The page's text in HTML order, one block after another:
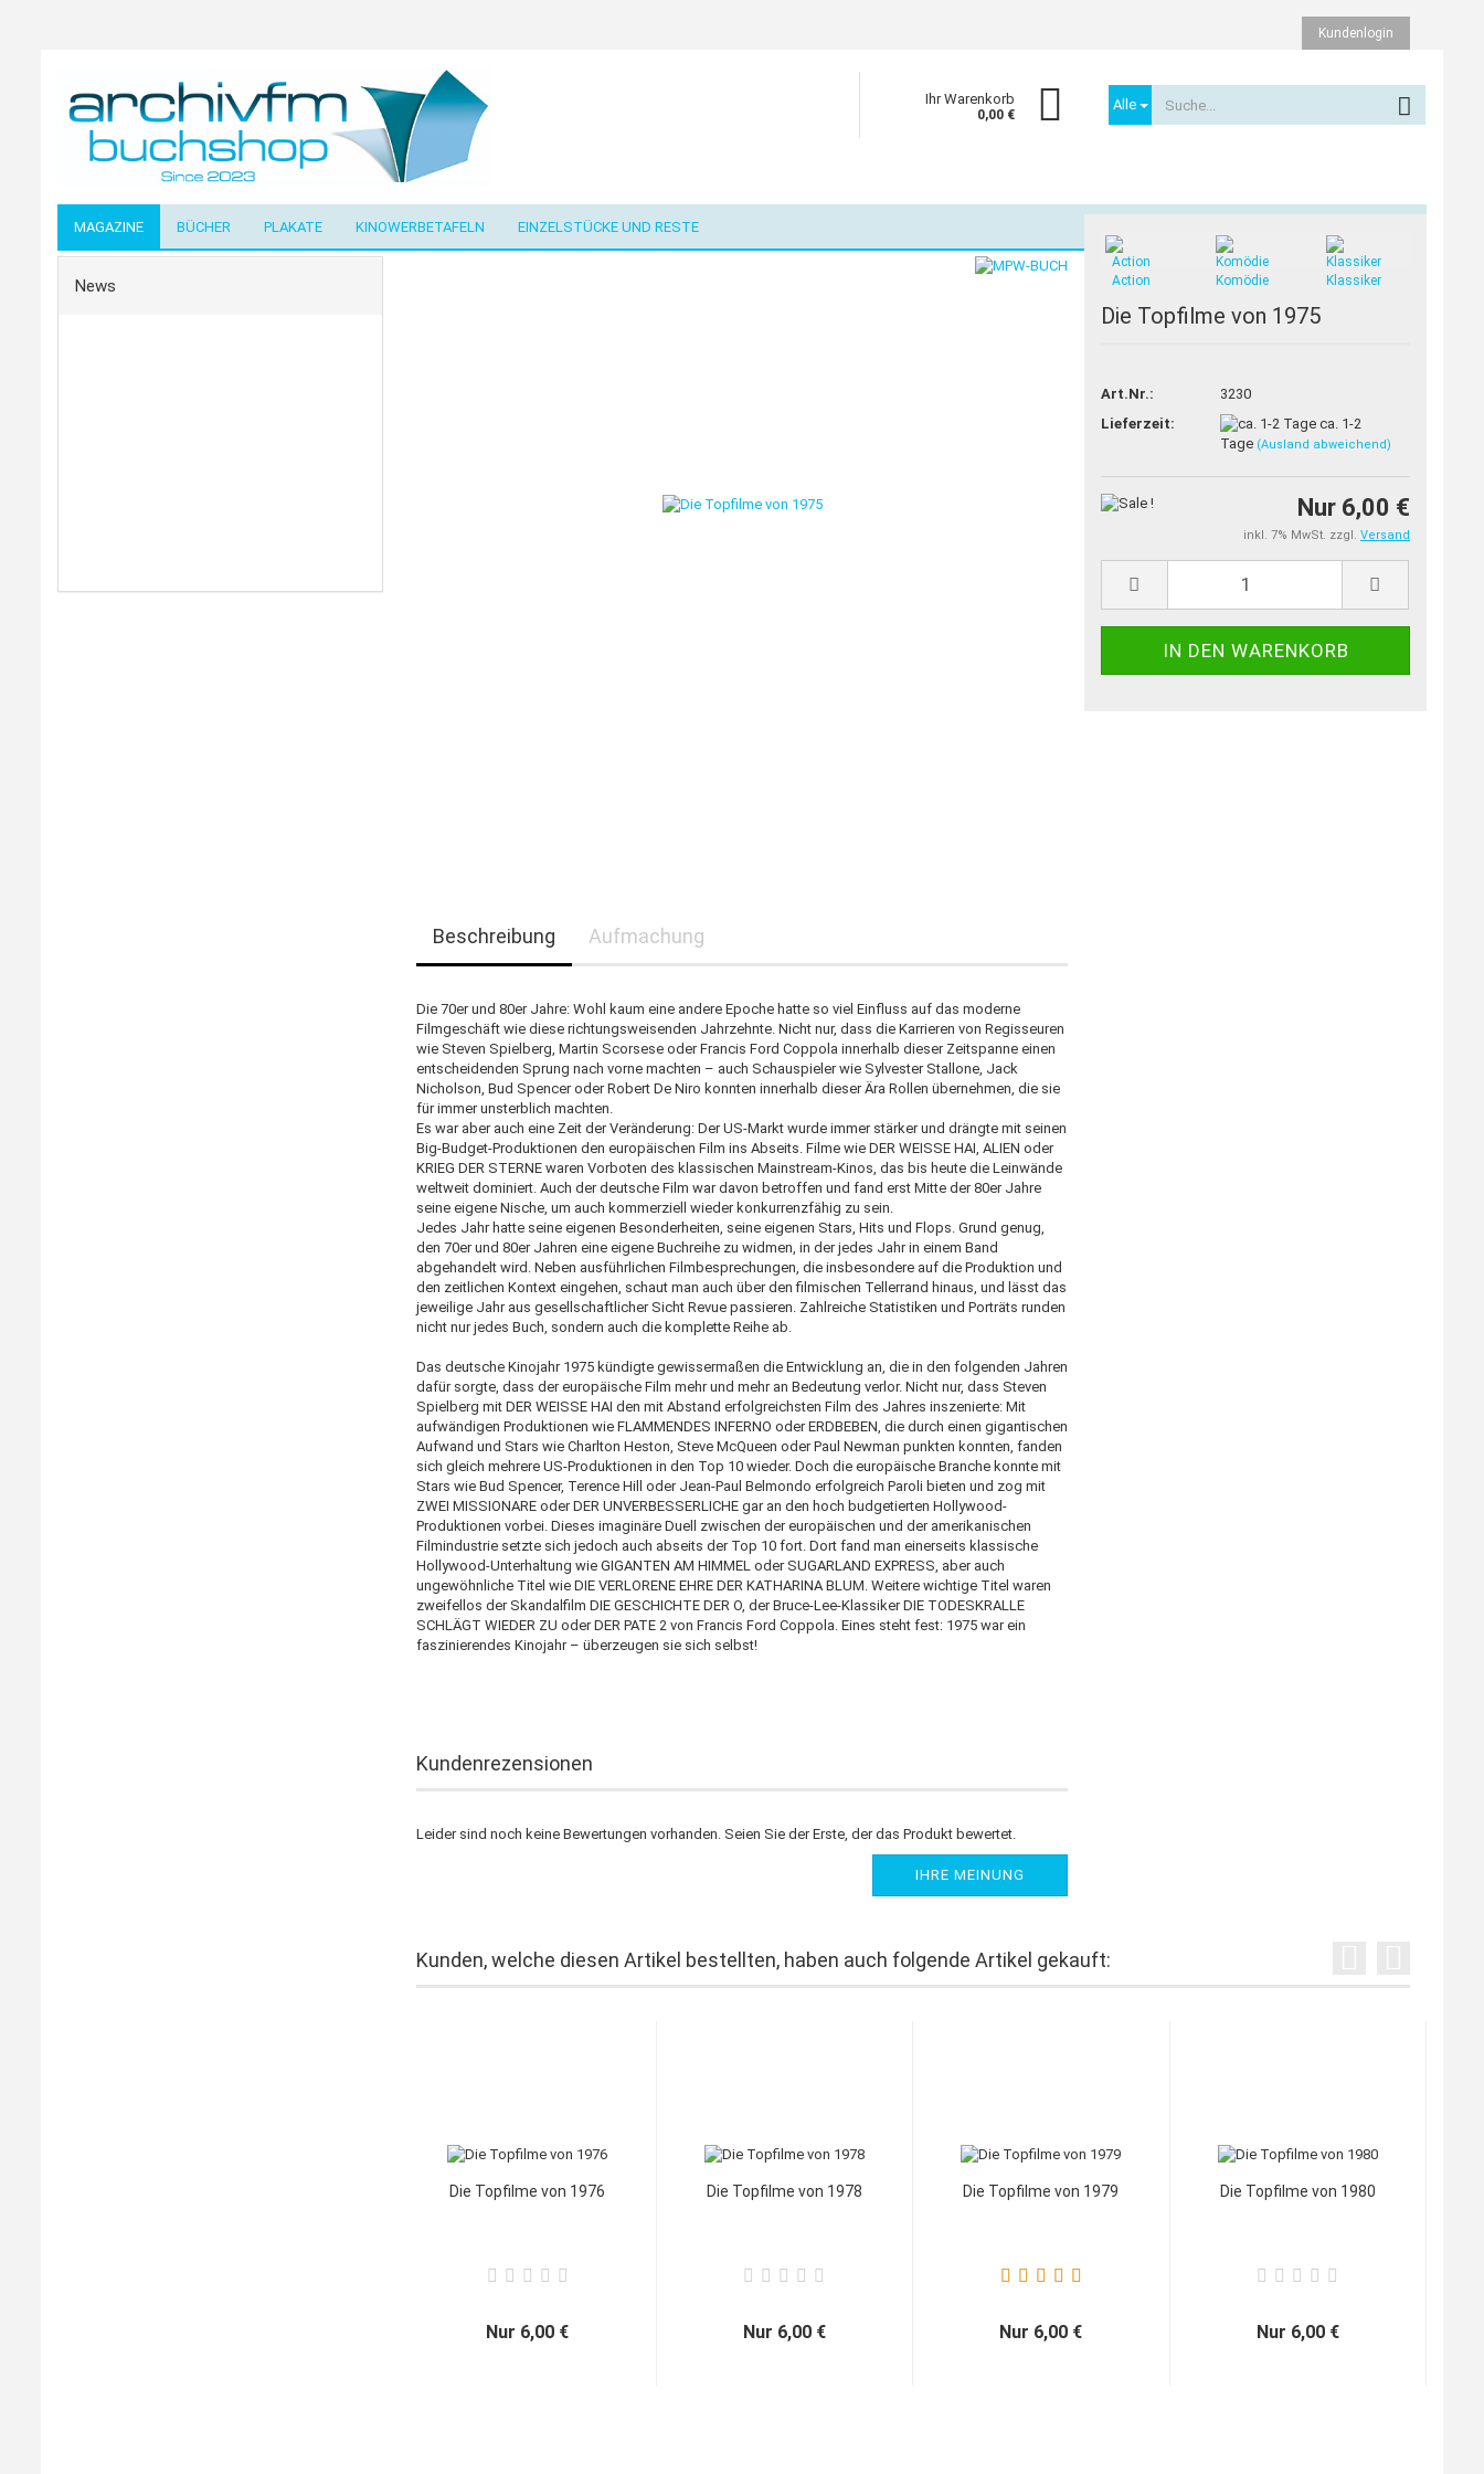
Kundenlogin
Ihr Warenkorb
0,00 €
Alle
MAGAZINE BÜCHER PLAKATE KINOWERBETAFELN EINZELSTÜCKE UND RESTE
Action Komödie Klassiker
Die Topfilme von 1975
Art.Nr.:
3230
Lieferzeit:
ca. 1-2
Tage (Ausland abweichend)
Nur 6,00 €
inkl. 7% MwSt. zzgl. Versand
Beschreibung Aufmachung
Die 70er und 80er Jahre: Wohl kaum eine andere Epoche hatte so viel Einfluss auf das moderne
Filmgeschäft wie diese richtungsweisenden Jahrzehnte. Nicht nur, dass die Karrieren von Regisseuren
wie Steven Spielberg, Martin Scorsese oder Francis Ford Coppola innerhalb dieser Zeitspanne einen
entscheidenden Sprung nach vorne machten – auch Schauspieler wie Sylvester Stallone, Jack
Nicholson, Bud Spencer oder Robert De Niro konnten innerhalb dieser Ära Rollen übernehmen, die sie
für immer unsterblich machten.
Es war aber auch eine Zeit der Veränderung: Der US-Markt wurde immer stärker und drängte mit seinen
Big-Budget-Produktionen den europäischen Film ins Abseits. Filme wie DER WEISSE HAI, ALIEN oder
KRIEG DER STERNE waren Vorboten des klassischen Mainstream-Kinos, das bis heute die Leinwände
weltweit dominiert. Auch der deutsche Film war davon betroffen und fand erst Mitte der 80er Jahre
seine eigene Nische, um auch kommerziell wieder konkurrenzfähig zu sein.
Jedes Jahr hatte seine eigenen Besonderheiten, seine eigenen Stars, Hits und Flops. Grund genug,
den 70er und 80er Jahren eine eigene Buchreihe zu widmen, in der jedes Jahr in einem Band
abgehandelt wird. Neben ausführlichen Filmbesprechungen, die insbesondere auf die Produktion und
den zeitlichen Kontext eingehen, schaut man auch über den filmischen Tellerrand hinaus, und lässt das
jeweilige Jahr aus gesellschaftlicher Sicht Revue passieren. Zahlreiche Statistiken und Porträts runden
nicht nur jedes Buch, sondern auch die komplette Reihe ab.
Das deutsche Kinojahr 1975 kündigte gewissermaßen die Entwicklung an, die in den folgenden Jahren
dafür sorgte, dass der europäische Film mehr und mehr an Bedeutung verlor. Nicht nur, dass Steven
Spielberg mit DER WEISSE HAI den mit Abstand erfolgreichsten Film des Jahres inszenierte: Mit
aufwändigen Produktionen wie FLAMMENDES INFERNO oder ERDBEBEN, die durch einen gigantischen
Aufwand und Stars wie Charlton Heston, Steve McQueen oder Paul Newman punkten konnten, fanden
sich gleich mehrere US-Produktionen in den Top 10 wieder. Doch die europäische Branche konnte mit
Stars wie Bud Spencer, Terence Hill oder Jean-Paul Belmondo erfolgreich Paroli bieten und zog mit
ZWEI MISSIONARE oder DER UNVERBESSERLICHE gar an den hoch budgetierten Hollywood-
Produktionen vorbei. Dieses imaginäre Duell zwischen der europäischen und der amerikanischen
Filmindustrie setzte sich jedoch auch abseits der Top 10 fort. Dort fand man einerseits klassische
Hollywood-Unterhaltung wie GIGANTEN AM HIMMEL oder SUGARLAND EXPRESS, aber auch
ungewöhnliche Titel wie DIE VERLORENE EHRE DER KATHARINA BLUM. Weitere wichtige Titel waren
zweifellos der Skandalfilm DIE GESCHICHTE DER O, der Bruce-Lee-Klassiker DIE TODESKRALLE
SCHLÄGT WIEDER ZU oder DER PATE 2 von Francis Ford Coppola. Eines steht fest: 1975 war ein
faszinierendes Kinojahr – überzeugen sie sich selbst!
Kundenrezensionen
Leider sind noch keine Bewertungen vorhanden. Seien Sie der Erste, der das Produkt bewertet.
IHRE MEINUNG
Kunden, welche diesen Artikel bestellten, haben auch folgende Artikel gekauft:
Die Topfilme von 1976
Nur 6,00 €
Die Topfilme von 1978
Nur 6,00 €
Die Topfilme von 1979
Nur 6,00 €
Die Topfilme von 1980
Nur 6,00 €
News